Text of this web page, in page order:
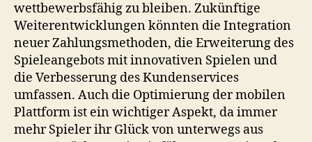
wettbewerbsfähig zu bleiben. Zukünftige
Weiterentwicklungen könnten die Integration
neuer Zahlungsmethoden, die Erweiterung des
Spieleangebots mit innovativen Spielen und
die Verbesserung des Kundenservices
umfassen. Auch die Optimierung der mobilen
Plattform ist ein wichtiger Aspekt, da immer
mehr Spieler ihr Glück von unterwegs aus